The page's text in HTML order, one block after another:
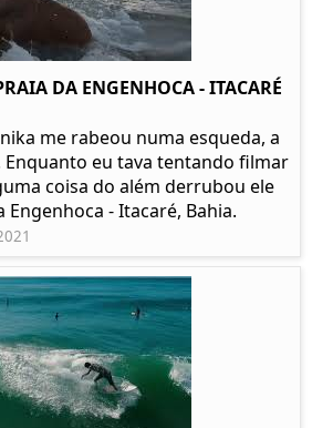
DA ENGENHOCA - ITACARÉ
me rabeou numa esqueda, a
eu tava tentando filmar
coisa do além derrubou ele
Engenhoca - Itacaré, Bahia.